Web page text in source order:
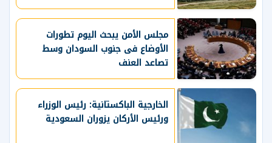
مجلس الأمن يبحث اليوم تطورات
الأوضاع فى جنوب السودان وسط
تصاعد العنف
الخارجية الباكستانية: رئيس الوزراء
ورئيس الأركان يزوران السعودية